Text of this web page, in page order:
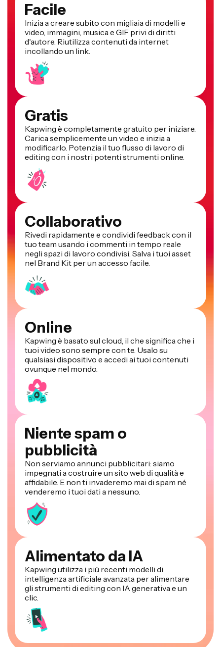
Facile
Inizia a creare subito con migliaia di modelli e
video, immagini, musica e GIF privi di diritti
d'autore. Riutilizza contenuti da internet
incollando un link.
Gratis
Kapwing è completamente gratuito per iniziare.
Carica semplicemente un video e inizia a
modificarlo. Potenzia il tuo flusso di lavoro di
editing con i nostri potenti strumenti online.
Collaborativo
Rivedi rapidamente e condividi feedback con il
tuo team usando i commenti in tempo reale
negli spazi di lavoro condivisi. Salva i tuoi asset
nel Brand Kit per un accesso facile.
Online
Kapwing è basato sul cloud, il che significa che i
tuoi video sono sempre con te. Usalo su
qualsiasi dispositivo e accedi ai tuoi contenuti
ovunque nel mondo.
Niente spam o
pubblicità
Non serviamo annunci pubblicitari: siamo
impegnati a costruire un sito web di qualità e
affidabile. E non ti invaderemo mai di spam né
venderemo i tuoi dati a nessuno.
Alimentato da IA
Kapwing utilizza i più recenti modelli di
intelligenza artificiale avanzata per alimentare
gli strumenti di editing con IA generativa e un
clic.